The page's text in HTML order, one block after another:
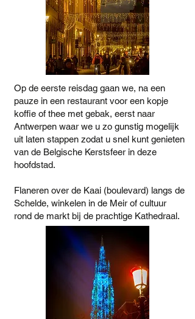
Op de eerste reisdag gaan we, na een
pauze in een restaurant voor een kopje
koffie of thee met gebak, eerst naar
Antwerpen waar we u zo gunstig mogelijk
uit laten stappen zodat u snel kunt genieten
van de Belgische Kerstsfeer in deze
hoofdstad.
Flaneren over de Kaai (boulevard) langs de
Schelde, winkelen in de Meir of cultuur
rond de markt bij de prachtige Kathedraal.